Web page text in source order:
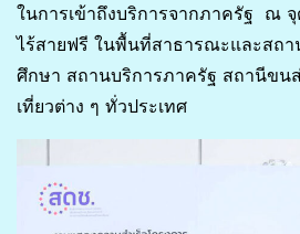
ในการเข้าถึงบริการจากภาครัฐ ณ จุ
ไร้สายฟรี ในพื้นที่สาธารณะและสถ
ศึกษา สถานบริการภาครัฐ สถานีขน
เที่ยวต่าง ๆ ทั่วประเทศ